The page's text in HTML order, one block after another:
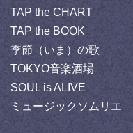
TAP the CHART
TAP the BOOK
季節（いま）の歌
TOKYO音楽酒場
SOUL is ALIVE
ミュージックソムリエ